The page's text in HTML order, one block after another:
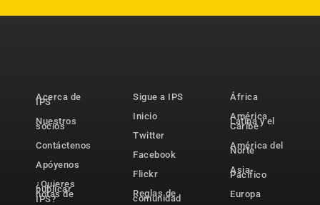
Acerca de
IPS
Nuestros
socios
Contáctenos
Apóyenos
¿Quieres
publicar
notas de
IPS?
Sigue a IPS
Inicio
Twitter
Facebook
Flickr
Reglas de
comunidad
África
América
Latina y el
Caribe
América del
Norte
Asia-
Pacífico
Europa